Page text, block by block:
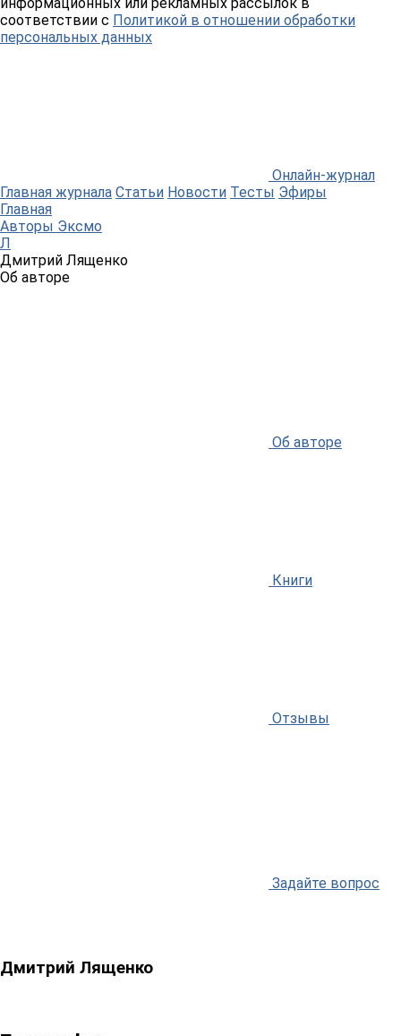
соответствии с Политикой в отношении обработки
персональных данных
Онлайн-журнал
Главная журнала Статьи Новости Тесты Эфиры
Главная
Авторы Эксмо
Л
Дмитрий Лященко
Об авторе
Об авторе
Книги
Отзывы
Задайте вопрос
Дмитрий Лященко